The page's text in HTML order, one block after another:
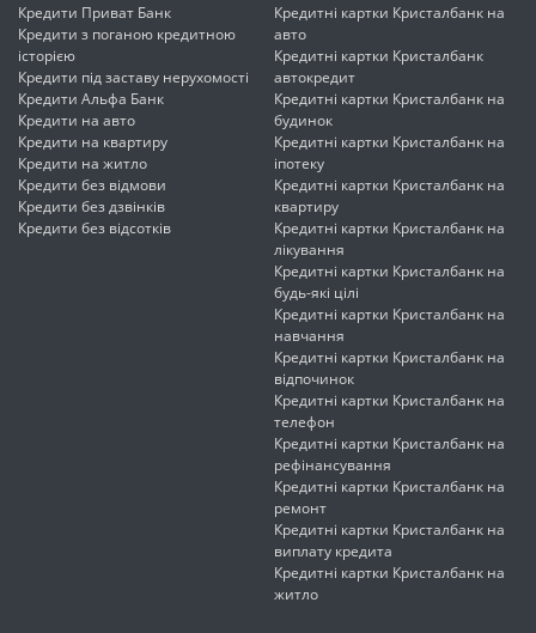
Кредити Приват Банк
Кредити з поганою кредитною
історією
Кредити під заставу нерухомості
Кредити Альфа Банк
Кредити на авто
Кредити на квартиру
Кредити на житло
Кредити без відмови
Кредити без дзвінків
Кредити без відсотків
Кредитні картки Кристалбанк на
авто
Кредитні картки Кристалбанк
автокредит
Кредитні картки Кристалбанк на
будинок
Кредитні картки Кристалбанк на
іпотеку
Кредитні картки Кристалбанк на
квартиру
Кредитні картки Кристалбанк на
лікування
Кредитні картки Кристалбанк на
будь-які цілі
Кредитні картки Кристалбанк на
навчання
Кредитні картки Кристалбанк на
відпочинок
Кредитні картки Кристалбанк на
телефон
Кредитні картки Кристалбанк на
рефінансування
Кредитні картки Кристалбанк на
ремонт
Кредитні картки Кристалбанк на
виплату кредита
Кредитні картки Кристалбанк на
житло